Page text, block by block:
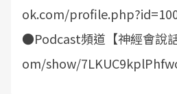
ok.com/
●Podcast頻道【神經會說
om/show/